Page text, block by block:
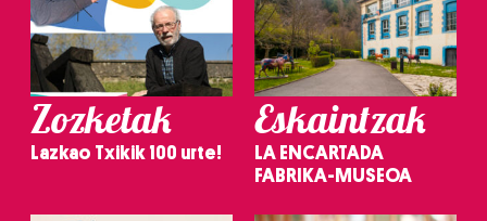
Zozketak
Lazkao Txikik 100 urte!
Eskaintzak
LA ENCARTADA
FABRIKA-MUSEOA